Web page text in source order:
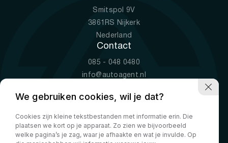
Smitspol 9V
3861RS Nijkerk
Nederland
Contact
085 - 048 0480
info@autoagent.nl
Openingstijden
Ma-Vr
09:00 - 19:00
Za
10:00 - 17:00
We gebruiken cookies, wil je dat?
Cookies zijn kleine tekstbestanden met informatie erin. Die
plaatsen we kort op je apparaat. Zo zien we bijvoorbeeld
welke pagina’s je zag, waar je afhaakte en wat je invulde. Op